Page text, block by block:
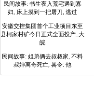
民间故事: 书生夜入荒宅遇到寡
妇, 床上摸到一把屠刀, 逃过
安徽交控集团首个工业项目东至
县柯家村矿今日正式全面投产_大
皖
民间故事: 姐弟俩去叔叔家, 不料
叔婶离奇死亡, 县令: 他